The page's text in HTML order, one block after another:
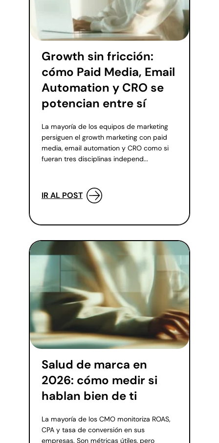
Growth sin fricción:
cómo Paid Media, Email
Automation y CRO se
potencian entre sí
La mayoría de los equipos de marketing
persiguen el growth marketing con paid
media, email automation y CRO como si
fueran tres disciplinas independ...
IR AL POST
Salud de marca en
2026: cómo medir si
hablan bien de ti
La mayoría de los CMO monitoriza ROAS,
CPA y tasa de conversión en sus
empresas. Son métricas útiles, pero